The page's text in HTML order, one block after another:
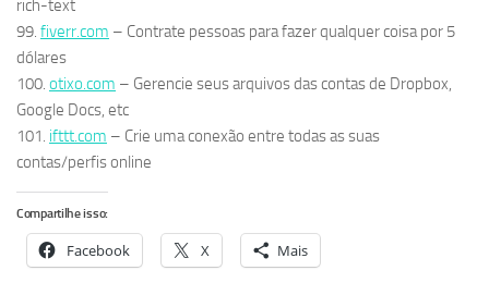
rich-text
99. fiverr.com – Contrate pessoas para fazer qualquer coisa por 5
dólares
100. otixo.com – Gerencie seus arquivos das contas de Dropbox,
Google Docs, etc
101. ifttt.com – Crie uma conexão entre todas as suas
contas/perfis online
Compartilhe isso:
Facebook X Mais